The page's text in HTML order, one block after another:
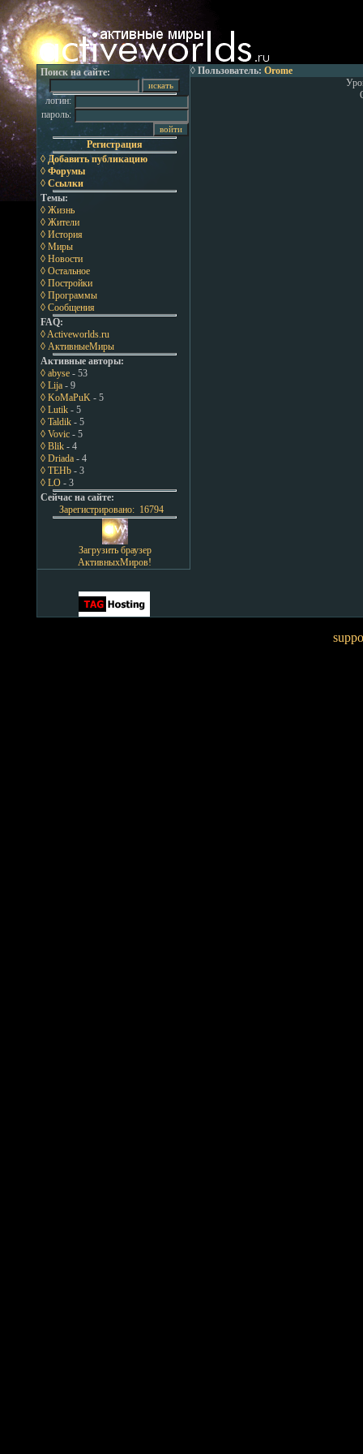
Поиск на сайте:
логин:
пароль:
Регистрация
◊ Добавить публикацию
◊ Форумы
◊ Ссылки
Темы:
◊ Жизнь
◊ Жители
◊ История
◊ Миры
◊ Новости
◊ Остальное
◊ Постройки
◊ Программы
◊ Сообщения
FAQ:
◊ Activeworlds.ru
◊ АктивныеМиры
Активные авторы:
◊ abyse - 53
◊ Lija - 9
◊ KoMaPuK - 5
◊ Lutik - 5
◊ Taldik - 5
◊ Vovic - 5
◊ Blik - 4
◊ Driada - 4
◊ TEHb - 3
◊ LO - 3
Сейчас на сайте:
Зарегистрировано: 16794
Загрузить браузер
АктивныхМиров!
◊ Пользователь: Orome